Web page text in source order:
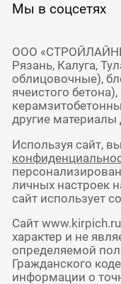
Мы в соцсетях
ООО
Рязань, Калуга,
облицовочные),
ячеистого бетона),
другие материалы
Используя сайт,
личных настроек
сайт использует
Сайт
характер и не
определяемой
Гражданского
информации о